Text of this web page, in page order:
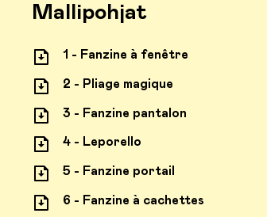
Mallipohjat
1 - Fanzine à fenêtre
2 - Pliage magique
3 - Fanzine pantalon
4 - Leporello
5 - Fanzine portail
6 - Fanzine à cachettes